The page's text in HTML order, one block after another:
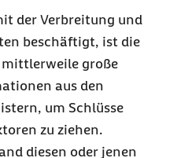
der Verbreitung und
beschäftigt, ist die
mittlerweile große
aus den
um Schlüsse
zu ziehen.
diesen oder jenen